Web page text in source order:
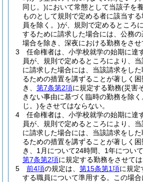
同じ。)において常態として当該子を
ものとして規則で定める者に該当す
員を除く。)が、規則で定めるところ
するために請求した場合には、公務
場合を除き、深夜における勤務をさせ
3
任命権者は、小学校就学の始期に達
員が、規則で定めるところにより、
に請求した場合には、当該請求をし
るための措置を講ずることが著しく
き、 第7条第2項に規定する勤務(災害
きない事由に基づく臨時の勤務を除く
じ。)をさせてはならない。
4
任命権者は、小学校就学の始期に達
員が、規則で定めるところにより、
に請求した場合には、当該請求をし
るための措置を講ずることが著しく
き、1月について24時間、1年につい
第7条第2項に規定する勤務をさせては
5
前4項の規定は、 第15条第1項に規定
する職員について準用する。
この場合